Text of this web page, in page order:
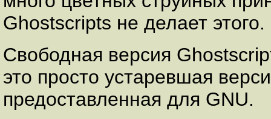
Ghostscripts не делает этого.
Свободная версия
это просто устаревшая
предоставленная для GNU.